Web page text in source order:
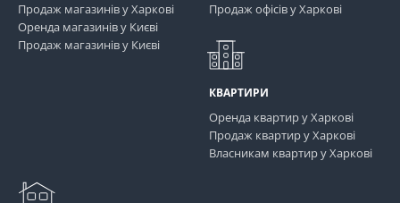
Продаж магазинів у Харкові
Оренда магазинів у Києві
Продаж магазинів у Києві
Продаж офісів у Харкові
КВАРТИРИ
Оренда квартир у Харкові
Продаж квартир у Харкові
Власникам квартир у Харкові